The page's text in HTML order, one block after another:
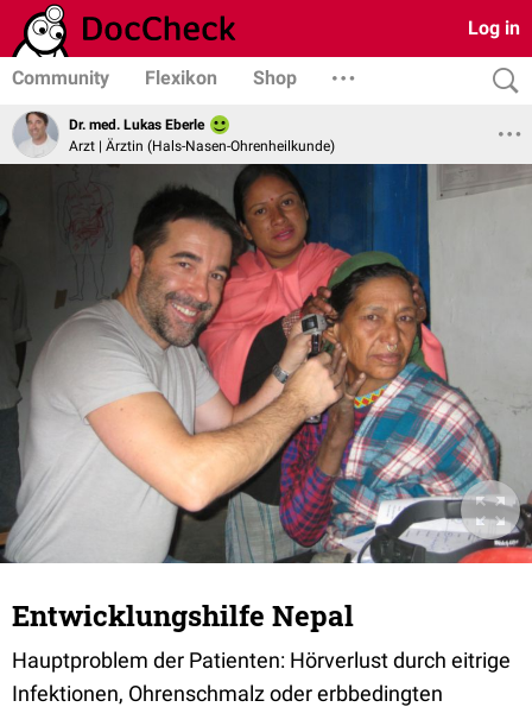
Log in
Community Flexikon Shop
Dr. med. Lukas Eberle
Arzt | Ärztin (Hals-Nasen-Ohrenheilkunde)
Entwicklungshilfe Nepal
Hauptproblem der Patienten: Hörverlust durch eitrige
Infektionen, Ohrenschmalz oder erbbedingten